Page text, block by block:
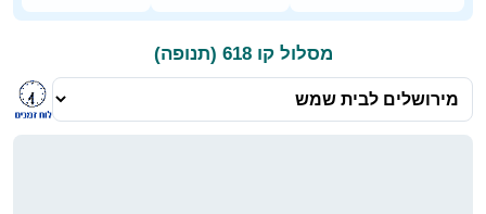
מסלול קו 618 (תנופה)